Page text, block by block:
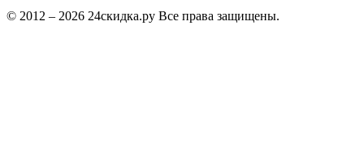
© 2012 – 2026 24скидка.ру Все права защищены.